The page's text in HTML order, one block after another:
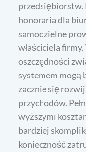
przedsiębiorstw.
honoraria dla
samodzielne
właściciela
oszczędności
systemem mogą
zacznie się
przychodów.
wyższymi
bardziej
konieczność